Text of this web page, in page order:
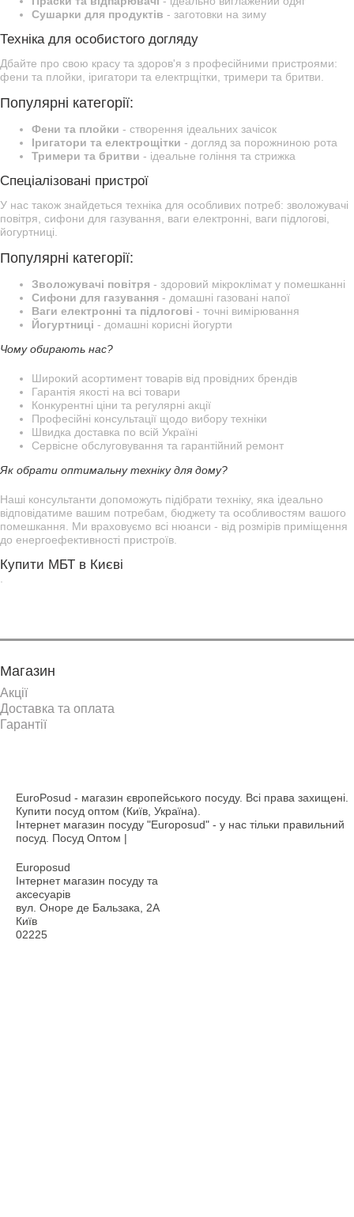
Сушарки для продуктів - заготовки на зиму
Техніка для особистого догляду
Дбайте про свою красу та здоров'я з професійними пристроями:
фени та плойки, іригатори та електрщітки, тримери та бритви.
Популярні категорії:
Фени та плойки - створення ідеальних зачісок
Іригатори та електрощітки - догляд за порожниною рота
Тримери та бритви - ідеальне гоління та стрижка
Спеціалізовані пристрої
У нас також знайдеться техніка для особливих потреб: зволожувачі
повітря, сифони для газування, ваги електронні, ваги підлогові,
йогуртниці.
Популярні категорії:
Зволожувачі повітря - здоровий мікроклімат у помешканні
Сифони для газування - домашні газовані напої
Ваги електронні та підлогові - точні вимірювання
Йогуртниці - домашні корисні йогурти
Чому обирають нас?
Широкий асортимент товарів від провідних брендів
Гарантія якості на всі товари
Конкурентні ціни та регулярні акції
Професійні консультації щодо вибору техніки
Швидка доставка по всій Україні
Сервісне обслуговування та гарантійний ремонт
Як обрати оптимальну техніку для дому?
Наші консультанти допоможуть підібрати техніку, яка ідеально
відповідатиме вашим потребам, бюджету та особливостям вашого
помешкання. Ми враховуємо всі нюанси - від розмірів приміщення
до енергоефективності пристроїв.
Купити МБТ в Києві
Магазин
Акції
Доставка та оплата
Гарантії
EuroPosud - магазин європейського посуду. Всі права захищені.
Купити посуд оптом (Київ, Україна).
Інтернет магазин посуду "Europosud" - у нас тільки правильний
посуд. Посуд Оптом |
Europosud
Інтернет магазин посуду та
аксесуарів
вул. Оноре де Бальзака, 2А
Київ
02225